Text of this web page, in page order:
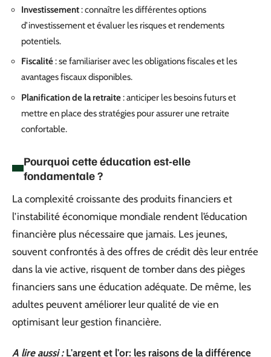
Investissement: connaître les différentes options
d’investissement et évaluer les risques et rendements
potentiels.
Fiscalité: se familiariser avec les obligations fiscales et les
avantages fiscaux disponibles.
Planification de la retraite: anticiper les besoins futurs et
mettre en place des stratégies pour assurer une retraite
confortable.
Pourquoi cette éducation est-elle
fondamentale ?
La complexité croissante des produits financiers et
l’instabilité économique mondiale rendent l’éducation
financière plus nécessaire que jamais. Les jeunes,
souvent confrontés à des offres de crédit dès leur entrée
dans la vie active, risquent de tomber dans des pièges
financiers sans une éducation adéquate. De même, les
adultes peuvent améliorer leur qualité de vie en
optimisant leur gestion financière.
A lire aussi : L'argent et l'or: les raisons de la différence